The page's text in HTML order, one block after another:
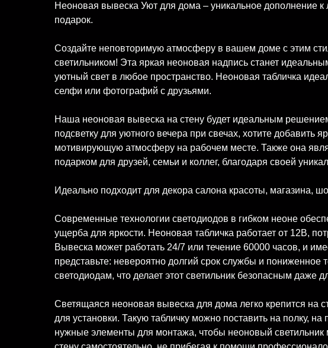
Неоновая вывеска Уют для дома – уникальное дополнение
подарок.
Создайте неповторимую атмосферу в вашем доме с этим
светильником! Эта яркая неоновая надпись станет
уютный свет в любое пространство. Неоновая табличка
селфи или фотографий с друзьями.
Наша неоновая вывеска на стену будет идеальным
подсветку для уютного вечера при свечах, хотите добавить
мотивирующую атмосферу на рабочем месте. Также она
подарком для друзей, семьи и коллег, благодаря своей
Идеально подходит для декора салона красоты, магазина,
Современные технологии светодиодов в гибком неоне
ущерба для яркости. Неоновая табличка работает от 12В,
Вывеска может работать 24/7 или течение 60000 часов, и
представьте: невероятно долгий срок службы и пониженное
светодиодам, что делает этот светильник безопасным даже
Светящаяся неоновая вывеска для дома легко крепится на
для установки. Такую табличку можно поставить на полку,
нужные элементы для монтажа, чтобы неоновый светильник